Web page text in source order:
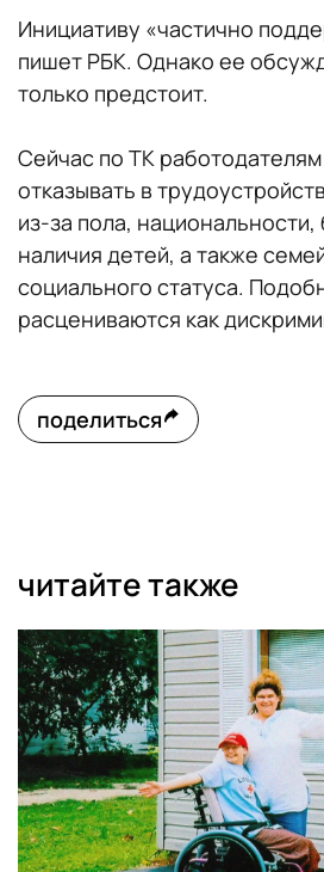
Инициативу «частично
пишет РБК. Однако ее
только предстоит.
Сейчас по ТК
отказывать в
из-за пола,
наличия детей, а также
социального статуса.
расцениваются как
поделиться
читайте также